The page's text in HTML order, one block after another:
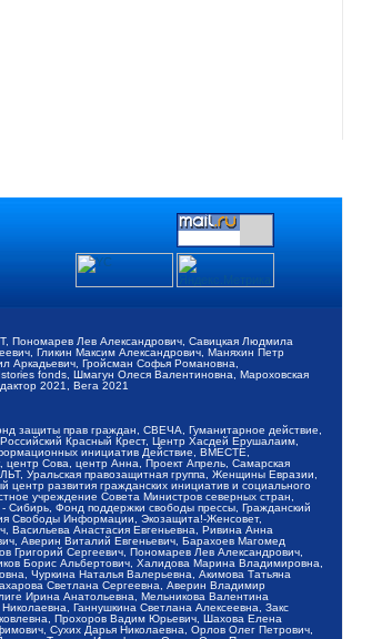
Пономарев Лев Александрович, Савицкая Людмила
Гликин Максим Александрович, Маняхин Петр
Аркадьевич, Гройсман Софья Романовна,
fonds, Шмагун Олеся Валентиновна, Мароховская
2021, Вега 2021
защиты прав граждан, СВЕЧА, Гуманитарное действие,
Красный Крест, Центр Хасдей Ерушалаим,
инициатив Действие, ВМЕСТЕ,
Сова, центр Анна, Проект Апрель, Самарская
Уральская правозащитная группа, Женщины Евразии,
развития гражданских инициатив и социального
учреждение Совета Министров северных стран,
Сибирь, Фонд поддержки свободы прессы, Гражданский
Свободы Информации, Экозащита!-Женсовет,
Васильева Анастасия Евгеньевна, Ривина Анна
Аверин Виталий Евгеньевич, Барахоев Магомед
Сергеевич, Пономарев Лев Александрович,
Борис Альбертович, Халидова Марина Владимировна,
Чуркина Наталья Валерьевна, Акимова Татьяна
Светлана Сергеевна, Аверин Владимир
Ирина Анатольевна, Мельникова Валентина
Ганнушкина Светлана Алексеевна, Закс
Прохоров Вадим Юрьевич, Шахова Елена
Сухих Дарья Николаевна, Орлов Олег Петрович,